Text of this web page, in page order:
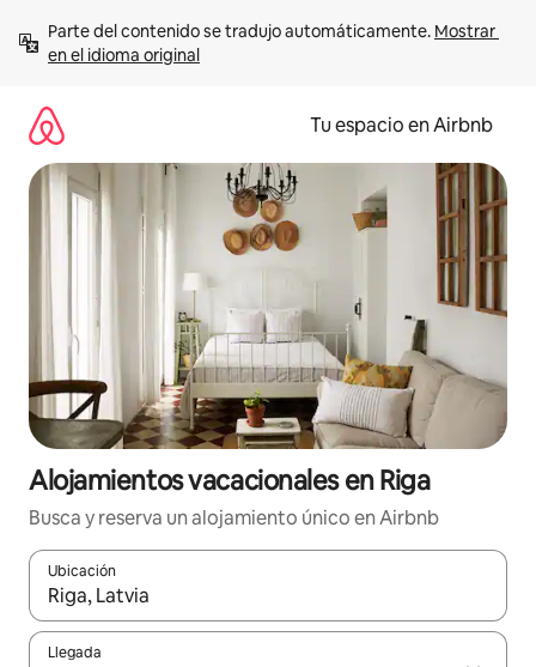
contenido
Parte del contenido se tradujo automáticamente. Mostrar
en el idioma original
Tu espacio en Airbnb
Alojamientos vacacionales en Riga
Busca y reserva un alojamiento único en Airbnb
Ubicación
Cuando los resultados estén disponibles, podrás navegar
Llegada